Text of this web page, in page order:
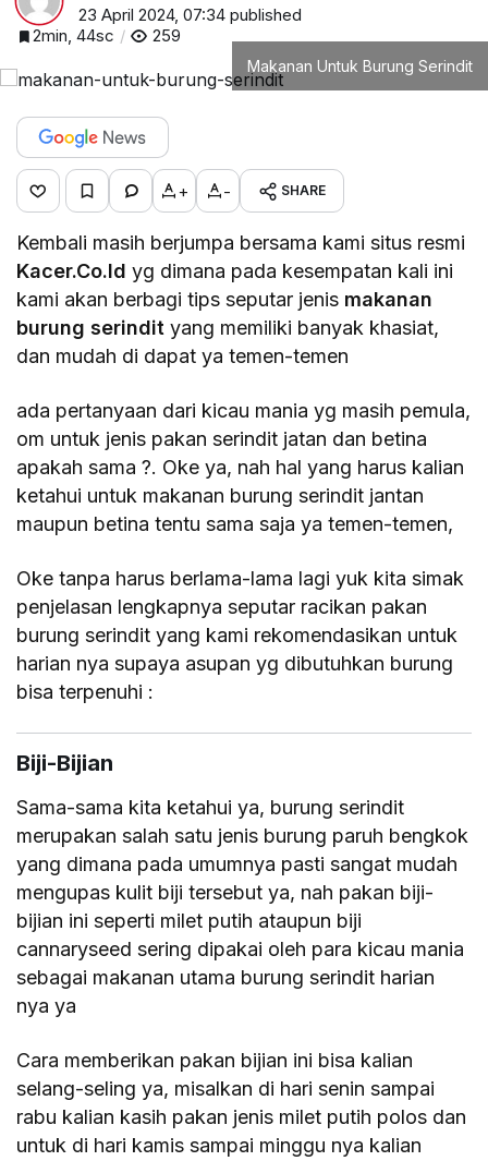
23 April 2024, 07:34 published
2min, 44sc
259
Makanan Untuk Burung Serindit
+ - SHARE
Kembali masih berjumpa bersama kami situs resmi
Kacer.Co.Id yg dimana pada kesempatan kali ini
kami akan berbagi tips seputar jenis makanan
burung serindit yang memiliki banyak khasiat,
dan mudah di dapat ya temen-temen
ada pertanyaan dari kicau mania yg masih pemula,
om untuk jenis pakan serindit jatan dan betina
apakah sama ?. Oke ya, nah hal yang harus kalian
ketahui untuk makanan burung serindit jantan
maupun betina tentu sama saja ya temen-temen,
Oke tanpa harus berlama-lama lagi yuk kita simak
penjelasan lengkapnya seputar racikan pakan
burung serindit yang kami rekomendasikan untuk
harian nya supaya asupan yg dibutuhkan burung
bisa terpenuhi :
Biji-Bijian
Sama-sama kita ketahui ya, burung serindit
merupakan salah satu jenis burung paruh bengkok
yang dimana pada umumnya pasti sangat mudah
mengupas kulit biji tersebut ya, nah pakan biji-
bijian ini seperti milet putih ataupun biji
cannaryseed sering dipakai oleh para kicau mania
sebagai makanan utama burung serindit harian
nya ya
Cara memberikan pakan bijian ini bisa kalian
selang-seling ya, misalkan di hari senin sampai
rabu kalian kasih pakan jenis milet putih polos dan
untuk di hari kamis sampai minggu nya kalian